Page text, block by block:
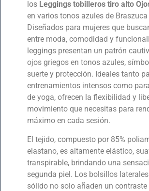
los Leggings tobilleros tiro alto
en varios tonos azules de
Diseñados para mujeres que
entre moda, comodidad y
leggings presentan un patrón
ojos griegos en tonos azules,
suerte y protección. Ideales tanto
entrenamientos intensos como
de yoga, ofrecen la flexibilidad y
movimiento que necesitas para
máximo en cada sesión.
El tejido, compuesto por 85%
elastano, es altamente elástico,
transpirable, brindando una
segunda piel. Los bolsillos
sólido no solo añaden un